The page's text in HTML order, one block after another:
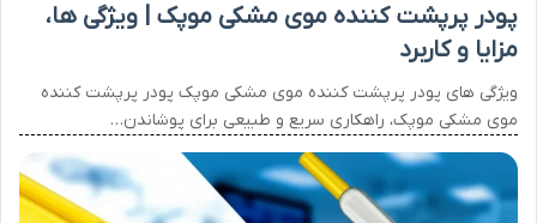
پودر پرپشت کننده موی مشکی موپک | ویژگی ها،
مزایا و کاربرد
ویژگی های پودر پرپشت کننده موی مشکی موپک پودر پرپشت کننده
موی مشکی موپک، راهکاری سریع و طبیعی برای پوشاندن…